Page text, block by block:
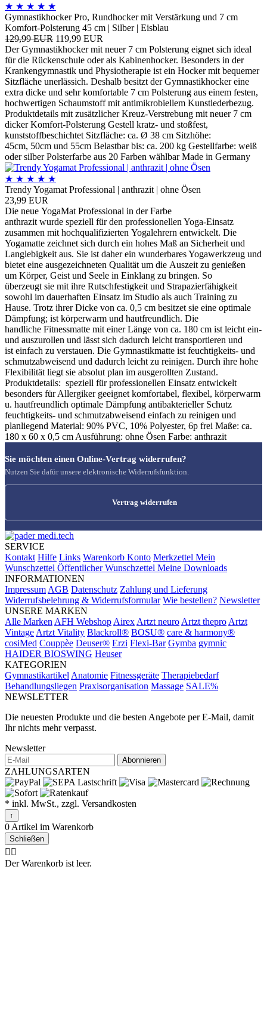
★ ★ ★ ★ ★
Gymnastikhocker Pro, Rundhocker mit Verstärkung und 7 cm
Komfort-Polsterung 45 cm | Silber | Eisblau
129,99 EUR 119,99 EUR
Der Gymnastikhocker mit neuer 7 cm Polsterung eignet sich ideal
für die Rückenschule oder als Kabinenhocker. Besonders in der
Krankengymnastik und Physiotherapie ist ein Hocker mit bequemer
Sitzfläche unerlässich. Deshalb besitzt der Gymnastikhocker eine
extra dicke und sehr komfortable 7 cm Polsterung aus einem festen,
hochwertigen Schaumstoff mit antimikrobiellem Kunstlederbezug.
Produktdetails mit zusätzlicher Kreuz-Verstrebung mit neuer 7 cm
dicker Komfort-Polsterung Gestell kratz- und stoßfest,
kunststoffbeschichtet Sitzfläche: ca. Ø 38 cm Sitzhöhe:
45cm, 50cm und 55cm Belastbar bis: ca. 200 kg Gestellfarbe: weiß
oder silber Polsterfarbe aus 20 Farben wählbar Made in Germany
★ ★ ★ ★ ★
Trendy Yogamat Professional | anthrazit | ohne Ösen
23,99 EUR
Die neue YogaMat Professional in der Farbe
anthrazit wurde speziell für den professionellen Yoga-Einsatz
zusammen mit hochqualifizierten Yogalehrern entwickelt. Die
Yogamatte zeichnet sich durch ein hohes Maß an Sicherheit und
Langlebigkeit aus. Sie ist daher ein wunderbares Yogawerkzeug und
bietet eine ausgezeichneten Qualität um die Auszeit zu genießen
um Körper, Geist und Seele in Einklang zu bringen. So
überzeugt sie mit ihre Rutschfestigkeit und Strapazierfähigkeit
sowohl im dauerhaften Einsatz im Studio als auch Training zu
Hause. Trotz ihrer Dicke von ca. 0,5 cm besitzet sie eine optimale
Dämpfung; ist körperwarm und hautfreundlich. Die
handliche Fitnessmatte mit einer Länge von ca. 180 cm ist leicht ein-
und auszurollen und lässt sich dadurch leicht transportieren und
ist einfach zu verstauen. Die Gymnastikmatte ist feuchtigkeits- und
schmutzabweisend und dadurch leicht zu reinigen. Durch ihre hohe
Flexibilität liegt sie absolut plan im ausgerollten Zustand.
Produktdetails: speziell für professionellen Einsatz entwickelt
besonders für Allergiker geeignet komfortabel, flexibel, körperwarm
u. hautfreundlich optimale Dämpfung antibakterieller Schutz
feuchtigkeits- und schmutzabweisend einfach zu reinigen und
planliegend Material: 90% PVC, 10% Polyester, 6p frei Maße: ca.
180 x 60 x 0,5 cm Ausführung: ohne Ösen Farbe: anthrazit
Sie möchten einen Online-Vertrag widerrufen?
Nutzen Sie dafür unsere elektronische Widerrufsfunktion.
Vertrag widerrufen
SERVICE
Kontakt Hilfe Links Warenkorb Konto Merkzettel Mein
Wunschzettel Öffentlicher Wunschzettel Meine Downloads
INFORMATIONEN
Impressum AGB Datenschutz Zahlung und Lieferung
Widerrufsbelehrung & Widerrufsformular Wie bestellen? Newsletter
UNSERE MARKEN
Alle Marken AFH Webshop Airex Artzt neuro Artzt thepro Artzt
Vintage Artzt Vitality Blackroll® BOSU® care & harmony®
cosiMed Couppèe Deuser® Erzi Flexi-Bar Gymba gymnic
HAIDER BIOSWING Heuser
KATEGORIEN
Gymnastikartikel Anatomie Fitnessgeräte Therapiebedarf
Behandlungsliegen Praxisorganisation Massage SALE%
NEWSLETTER
Die neuesten Produkte und die besten Angebote per E-Mail, damit
Ihr nichts mehr verpasst.
Newsletter
Abonnieren
ZAHLUNGSARTEN
* inkl. MwSt., zzgl. Versandkosten
↑
0 Artikel im Warenkorb
Schließen
🤷‍♂️
Der Warenkorb ist leer.